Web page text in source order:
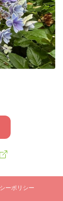
ーポリシー